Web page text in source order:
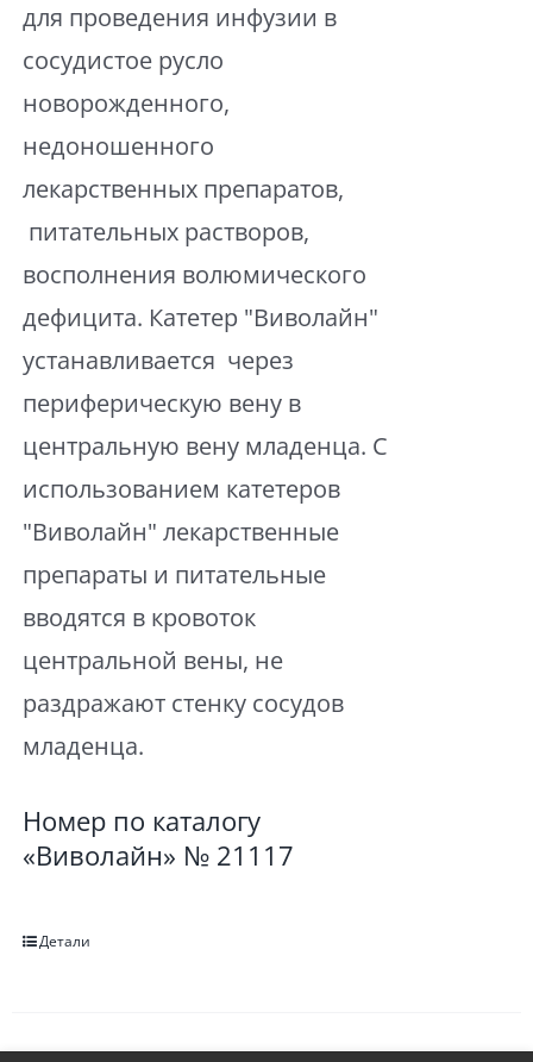
для проведения инфузии в
сосудистое русло
новорожденного,
недоношенного
лекарственных препаратов,
питательных растворов,
восполнения волюмического
дефицита. Катетер "Виволайн"
устанавливается через
периферическую вену в
центральную вену младенца. С
использованием катетеров
"Виволайн" лекарственные
препараты и питательные
вводятся в кровоток
центральной вены, не
раздражают стенку сосудов
младенца.
Номер по каталогу
«Виволайн» № 21117
Детали